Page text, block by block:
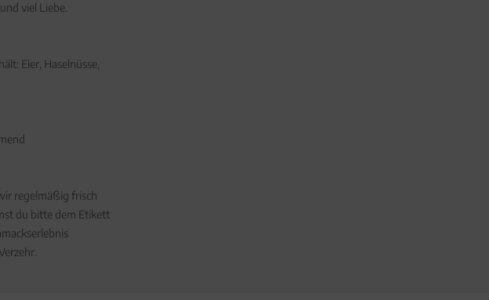
viel Liebe.
Eier, Haselnüsse,
regelmäßig frisch
du bitte dem Etikett